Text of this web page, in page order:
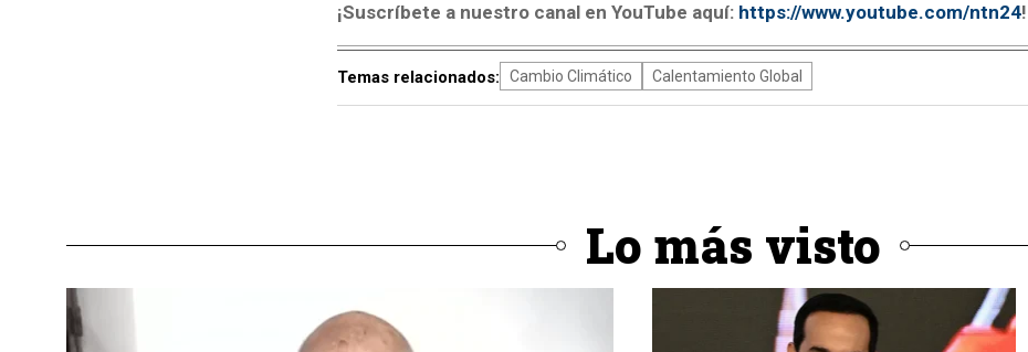
¡Suscríbete a nuestro canal en YouTube aquí: https://www.youtube.com/ntn24!
Temas relacionados: Cambio Climático Calentamiento Global
Lo más visto